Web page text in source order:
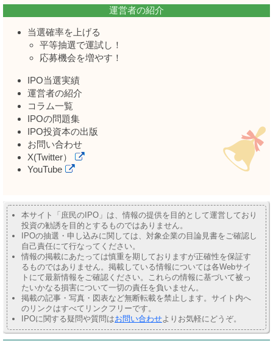
運営者の紹介
当選確率を上げる
平等抽選で運試し！
応募機会を増やす！
IPO当選実績
運営者の紹介
コラム一覧
IPOの問題集
IPO投資本の出版
お問い合わせ
X(Twitter）
YouTube
本サイト「庶民のIPO」は、情報の提供を目的として運営しており
投資の勧誘を目的とするものではありません。
IPOの抽選・申し込みに関しては、対象企業の目論見書をご確認し
自己責任にて行なってください。
情報の掲載にあたっては慎重を期しておりますが正確性を保証す
るものではありません。掲載している情報については各Webサイ
トにて最新情報をご確認ください。これらの情報に基づいて被っ
たいかなる損害について一切の責任を負いません。
掲載の記事・写真・図表など無断転載を禁止します。サイト内へ
のリンクはすべてリンクフリーです。
IPOに関する疑問や質問はお問い合わせよりお気軽にどうぞ。